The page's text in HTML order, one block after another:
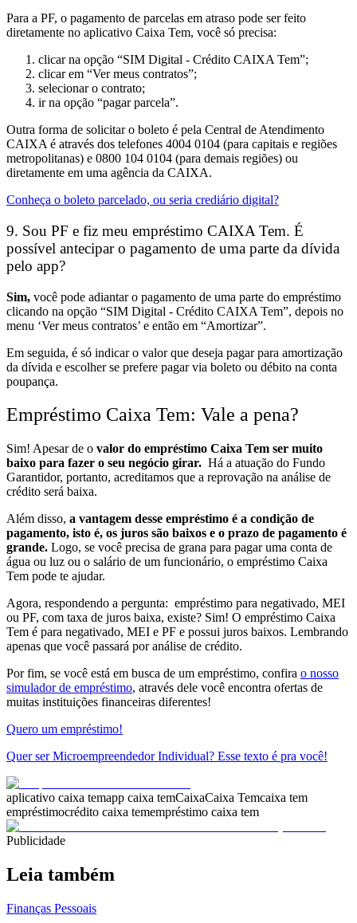
Para a PF, o pagamento de parcelas em atraso pode ser feito
diretamente no aplicativo Caixa Tem, você só precisa:
clicar na opção “SIM Digital - Crédito CAIXA Tem”;
clicar em “Ver meus contratos”;
selecionar o contrato;
ir na opção “pagar parcela”.
Outra forma de solicitar o boleto é pela Central de Atendimento
CAIXA é através dos telefones 4004 0104 (para capitais e regiões
metropolitanas) e 0800 104 0104 (para demais regiões) ou
diretamente em uma agência da CAIXA.
Conheça o boleto parcelado, ou seria crediário digital?
9. Sou PF e fiz meu empréstimo CAIXA Tem. É
possível antecipar o pagamento de uma parte da dívida
pelo app?
Sim, você pode adiantar o pagamento de uma parte do empréstimo
clicando na opção “SIM Digital - Crédito CAIXA Tem”, depois no
menu ‘Ver meus contratos’ e então em “Amortizar”.
Em seguida, é só indicar o valor que deseja pagar para amortização
da dívida e escolher se prefere pagar via boleto ou débito na conta
poupança.
Empréstimo Caixa Tem: Vale a pena?
Sim! Apesar de o valor do empréstimo Caixa Tem ser muito
baixo para fazer o seu negócio girar. Há a atuação do Fundo
Garantidor, portanto, acreditamos que a reprovação na análise de
crédito será baixa.
Além disso, a vantagem desse empréstimo é a condição de
pagamento, isto é, os juros são baixos e o prazo de pagamento é
grande. Logo, se você precisa de grana para pagar uma conta de
água ou luz ou o salário de um funcionário, o empréstimo Caixa
Tem pode te ajudar.
Agora, respondendo a pergunta: empréstimo para negativado, MEI
ou PF, com taxa de juros baixa, existe? Sim! O empréstimo Caixa
Tem é para negativado, MEI e PF e possui juros baixos. Lembrando
apenas que você passará por análise de crédito.
Por fim, se você está em busca de um empréstimo, confira o nosso
simulador de empréstimo, através dele você encontra ofertas de
muitas instituições financeiras diferentes!
Quero um empréstimo!
Quer ser Microempreendedor Individual? Esse texto é pra você!
aplicativo caixa temapp caixa temCaixaCaixa Temcaixa tem
empréstimocrédito caixa temempréstimo caixa tem
Publicidade
Leia também
Finanças Pessoais